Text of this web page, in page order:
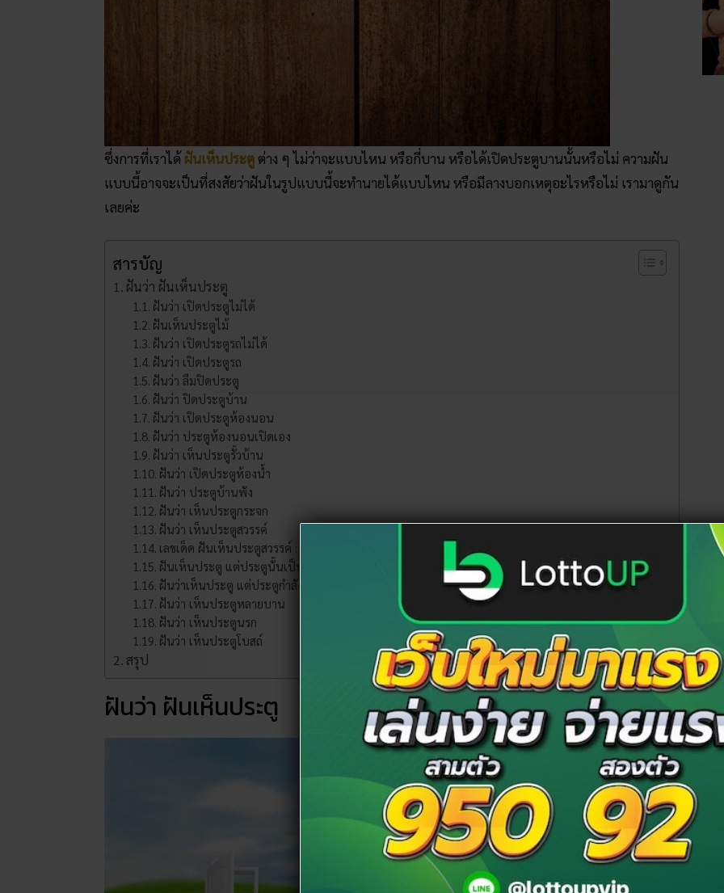
ซึ่งการที่เราได้ ฝันเห็นประตู ต่าง ๆ ไม่ว่าจะแบบไหน หรือกี่บาน หรือได้เปิดประตูบานนั้นหรือไม่ ความฝัน
แบบนี้อาจจะเป็นที่สงสัยว่าฝันในรูปแบบนี้จะทำนายได้แบบไหน หรือมีลางบอกเหตุอะไรหรือไม่ เรามาดูกัน
เลยค่ะ
สารบัญ
ฝันว่า ฝันเห็นประตู
ฝันว่า เปิดประตูไม่ได้
ฝันเห็นประตูไม้
ฝันว่า เปิดประตูรถไม่ได้
ฝันว่า เปิดประตูรถ
ฝันว่า ลืมปิดประตู
ฝันว่า ปิดประตูบ้าน
ฝันว่า เปิดประตูห้องนอน
ฝันว่า ประตูห้องนอนเปิดเอง
ฝันว่า เห็นประตูรั้วบ้าน
ฝันว่า เปิดประตูห้องน้ำ
ฝันว่า ประตูบ้านพัง
ฝันว่า เห็นประตูกระจก
ฝันว่า เห็นประตูสวรรค์
เลขเด็ด ฝันเห็นประตูสวรรค์ : 44 – 48 – 307 – 361 – 790
ฝันเห็นประตู แต่ประตูนั้นเป็นประตูเหล็ก
ฝันว่าเห็นประตู แต่ประตูกำลังพัง
ฝันว่า เห็นประตูหลายบาน
ฝันว่า เห็นประตูนรก
ฝันว่า เห็นประตูโบสถ์
สรุป
ฝันว่า ฝันเห็นประตู